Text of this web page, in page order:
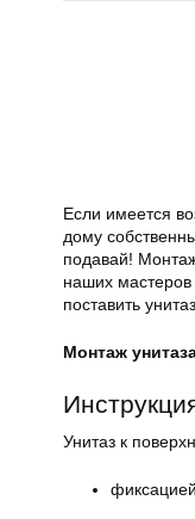
Если имеется
дому
подавай!
наших
поставить
Монтаж
Унитаз к